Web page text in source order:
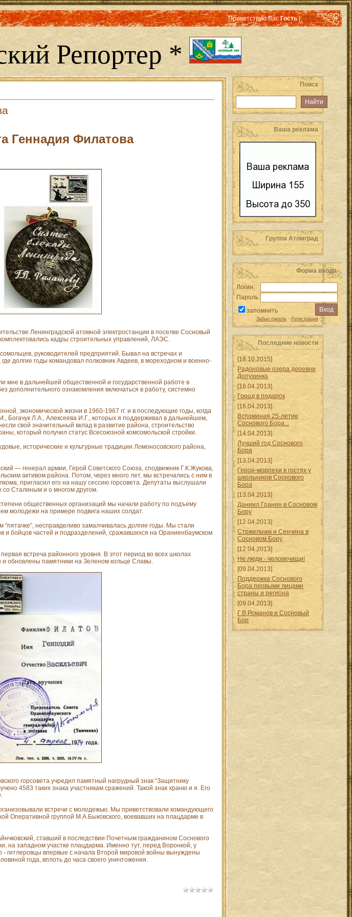
Приветствую Вас Гость|RSS
Репортер *
Геннадия Филатова
Ленинградской атомной электростанции в поселке Сосновый
кадры строительных управлений, ЛАЭС.
руководителей предприятий. Бывал на встречах и
долгие годы командовал полковник Авдеев, в мореходном и военно-
мне в дальнейшей общественной и государственной работе в
дополнительного ознакомления включаться в работу, системно
экономической жизни в 1960-1967 гг. и в последующие годы, когда
Л.А., Алексеева И.Г., которых я поддерживал в дальнейшем,
свой значительный вклад в развитие района, строительство
который получил статус Всесоюзной комсомольской стройки.
исторические и культурные традиции Ломоносовского района,
— генерал армии, Герой Советского Союза, сподвижник Г.К.Жукова,
активом района. Потом, через много лет, мы встречались с ним в
пригласил его на нашу сессию горсовета. Депутаты выслушали
со Сталиным и о многом другом.
общественных организаций мы начали работу по подъему
молодежи на примере подвига наших солдат.
несправделиво замалчивалась долгие годы. Мы стали
и бойцов частей и подразделений, сражавшихся на Ораниенбаумском
встреча районного уровня. В этот период во всех школах
обновлены памятники на Зеленом кольце Славы.
горсовета учредил памятный нагрудный знак “Защитнику
4583 таких знака участникам сражений. Такой знак храню и я. Его
встречи с молодежью. Мы приветствовали командующего
Оперативной группой М.А.Быковского, воевавших на плацдарме в
ставший в последствии Почетным гражданином Соснового
на западном участке плацдарма. Именно тут, перед Воронкой, у
- гитлеровцы впервые с начала Второй мировой войны вынуждены
года, вплоть до часа своего уничтожения.
Поиск
Ваша реклама
Группа Атомград
Форма входа
Логин:
Пароль:
запомнить
Забыл пароль· Регистрация
Последние новости
[18.10.2015]
Радоновые озера деревни
Допухинка
[16.04.2013]
Город в подарок
[16.04.2013]
Вспоминая 25-летие
Соснового Бора...
[14.04.2013]
Лучший год Соснового
Бора
[13.04.2013]
Герои-морпехи в гостях у
школьников Соснового
Бора
[13.04.2013]
Даниил Гранин в Сосновом
Бору
[12.04.2013]
Стржельчик и Сенчина в
Сосновом Бору
[12.04.2013]
Не люди - человечищи!
[09.04.2013]
Поддержка Соснового
Бора первыми лицами
страны и региона
[09.04.2013]
Г.В.Романов и Сосновый
Бор